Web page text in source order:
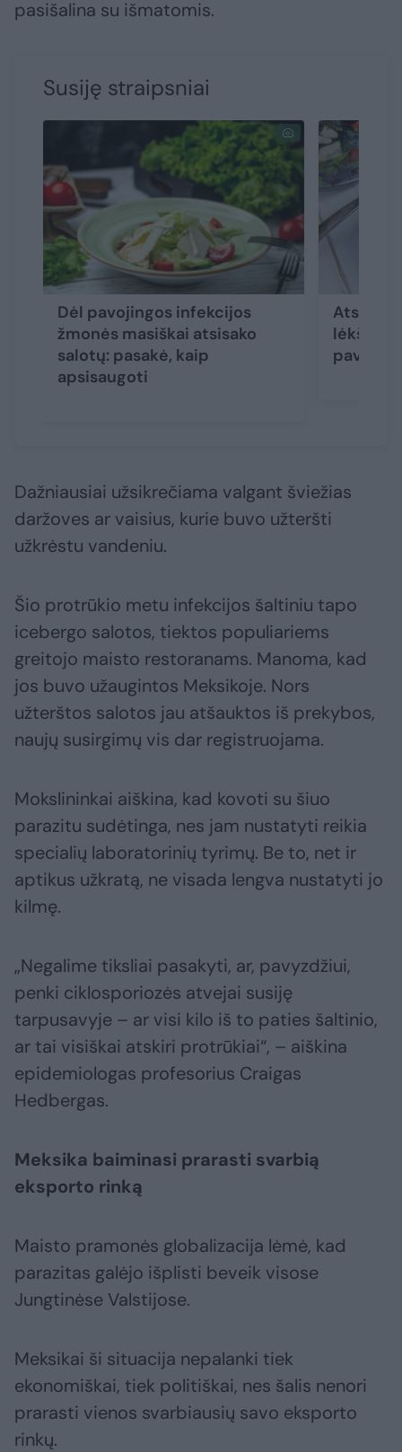
pasišalina su išmatomis.
Susiję straipsniai
Dėl pavojingos infekcijos
žmonės masiškai atsisako
salotų: pasakė, kaip
apsisaugoti
lėkštėje
pavojai
Dažniausiai užsikrečiama valgant šviežias
daržoves ar vaisius, kurie buvo užteršti
užkrėstu vandeniu.
Šio protrūkio metu infekcijos šaltiniu tapo
icebergo salotos, tiektos populiariems
greitojo maisto restoranams. Manoma, kad
jos buvo užaugintos Meksikoje. Nors
užterštos salotos jau atšauktos iš prekybos,
naujų susirgimų vis dar registruojama.
Mokslininkai aiškina, kad kovoti su šiuo
parazitu sudėtinga, nes jam nustatyti reikia
specialių laboratorinių tyrimų. Be to, net ir
aptikus užkratą, ne visada lengva nustatyti jo
kilmę.
„Negalime tiksliai pasakyti, ar, pavyzdžiui,
penki ciklosporiozės atvejai susiję
tarpusavyje – ar visi kilo iš to paties šaltinio,
ar tai visiškai atskiri protrūkiai“, – aiškina
epidemiologas profesorius Craigas
Hedbergas.
Meksika baiminasi prarasti svarbią
eksporto rinką
Maisto pramonės globalizacija lėmė, kad
parazitas galėjo išplisti beveik visose
Jungtinėse Valstijose.
Meksikai ši situacija nepalanki tiek
ekonomiškai, tiek politiškai, nes šalis nenori
prarasti vienos svarbiausių savo eksporto
rinkų.